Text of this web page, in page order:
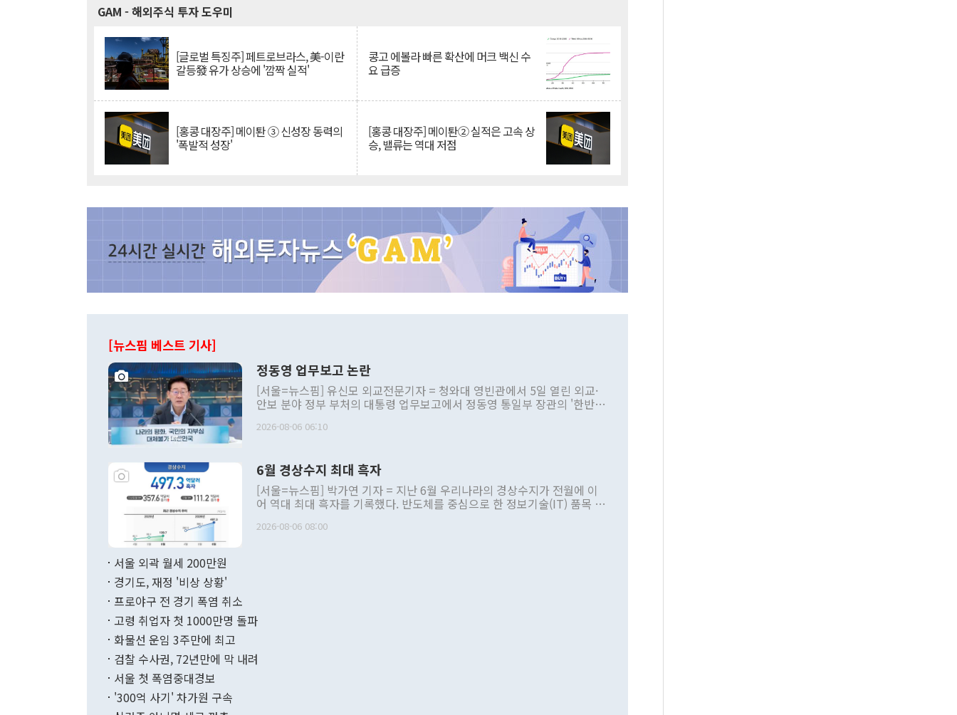
GAM - 해외주식 투자 도우미
[글로벌 특징주] 페트로브라스, 美-이란
갈등發 유가 상승에 '깜짝 실적'
콩고 에볼라 빠른 확산에 머크 백신 수
요 급증
[홍콩 대장주] 메이퇀 ③ 신성장 동력의
'폭발적 성장'
[홍콩 대장주] 메이퇀② 실적은 고속 상
승, 밸류는 역대 저점
[뉴스핌 베스트 기사]
정동영 업무보고 논란
[서울=뉴스핌] 유신모 외교전문기자 = 청와대 영빈관에서 5일 열린 외교·
안보 분야 정부 부처의 대통령 업무보고에서 정동영 통일부 장관의 '한반도
발언 중에는 정부 내 조율을 거치지 않은 사안을 정책으로 추진하겠다고 공
주의적 희망에 근거한 비현실적 구상'이라는 비판을 내놨다. 그동안 정 장
관의 대북 정책 관련 발언이 물의를 빚은 적은 여러 번 있지만 대통령과 유
관 부처 장관이 공개적으로 부정적 입장을 표명한 것은 이례적이다. 정 장
관의 무리한 대북 접근법과 월권을 제어해야 한다는 목소리도 높아지고 있
다. [정동영 통일부 장관이 지난달 23일 오후 서울 종로구 정부서울청사에
무너졌다고도 했다. 또 "현 시점에서 흘러간 선(先)비핵화만 되뇌는 것은
함께 4자 대화의 동력을 확보하기 위해 최선을 다할 것"이라고 말했다. 하
2026-08-06 06:10
6월 경상수지 최대 흑자
[서울=뉴스핌] 박가연 기자 = 지난 6월 우리나라의 경상수지가 전월에 이
어 역대 최대 흑자를 기록했다. 반도체를 중심으로 한 정보기술(IT) 품목 수
료=한국은행] 한국은행이 6일 발표한 '2026년 6월 국제수지(잠정)'에 따르
며 월간 기준 처음으로 1000억달러를 넘어섰다. 상품수입은 644억8000만
196.9% 급증했고 컴퓨터·주변기기(SSD)는 282.7% 증가했다. IT 품목
수출은 160.4% 늘었으며 비IT 품목도 ▲석유제품(47.5%) ▲화공품
2026-08-06 08:00
서울 외곽 월세 200만원
경기도, 재정 '비상 상황'
프로야구 전 경기 폭염 취소
고령 취업자 첫 1000만명 돌파
화물선 운임 3주만에 최고
검찰 수사권, 72년만에 막 내려
서울 첫 폭염중대경보
'300억 사기' 차가원 구속